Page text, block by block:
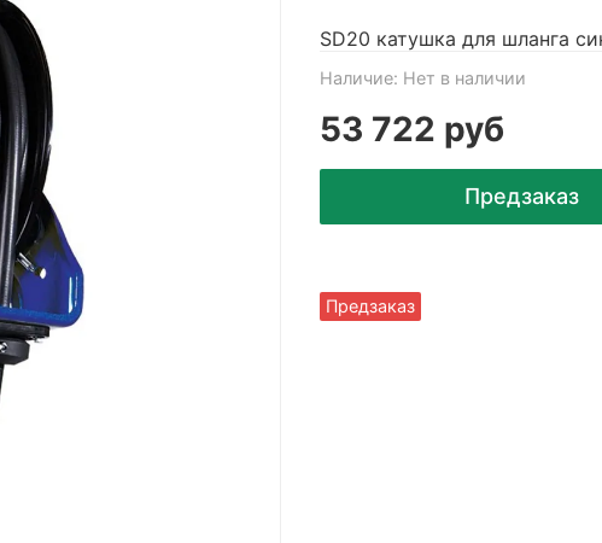
Наличие: Нет в наличии
Предзаказ
53 722 руб
Предзаказ
SD20 катушка для шланга